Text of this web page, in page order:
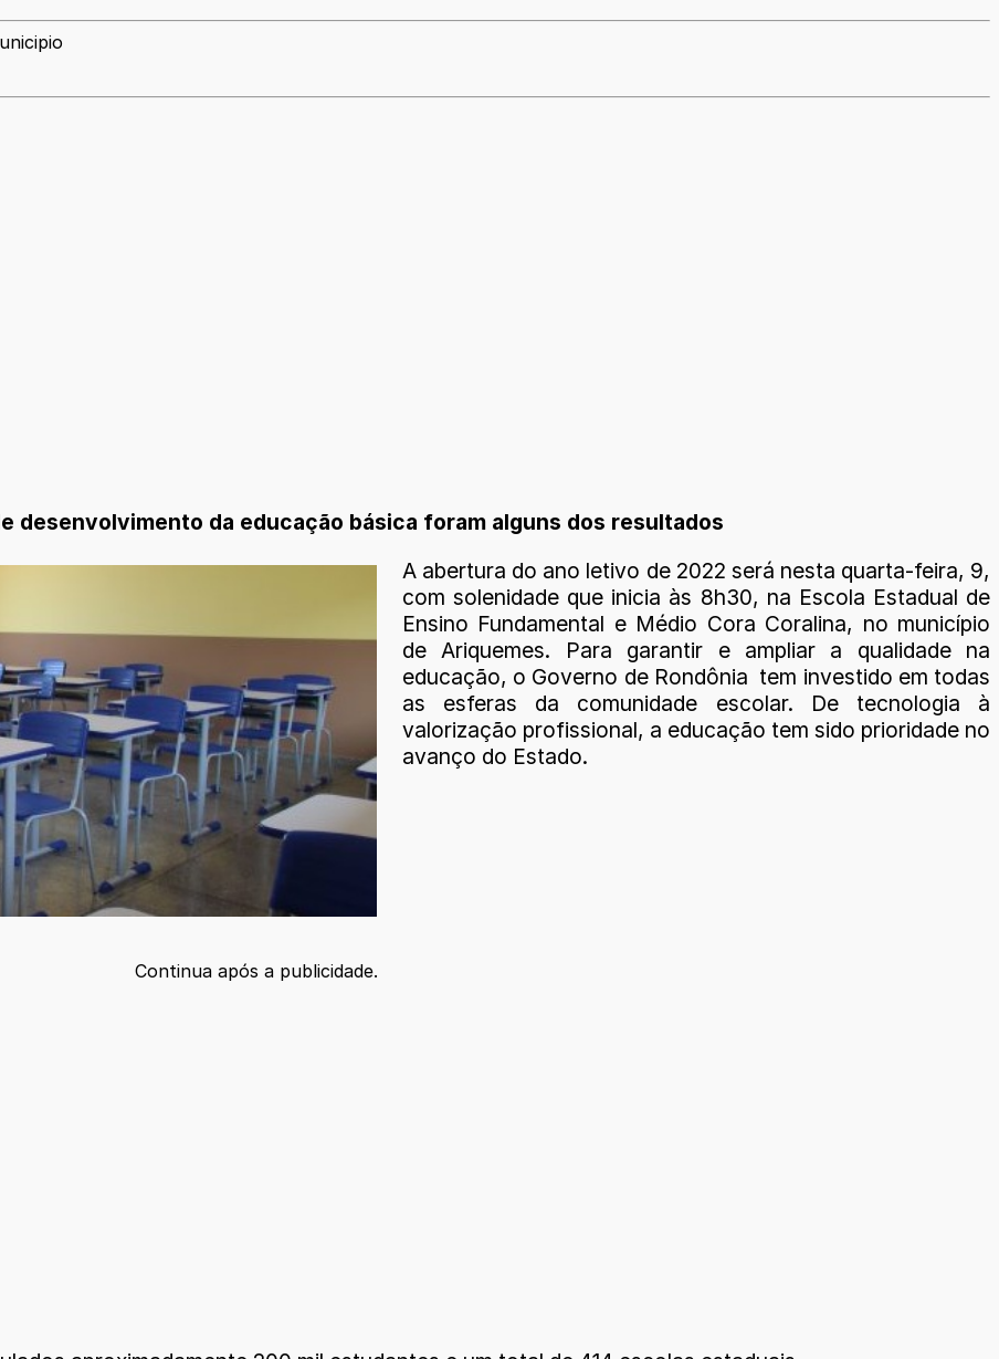
desenvolvimento da educação básica foram alguns dos resultados
A abertura do ano letivo de 2022 será nesta quarta-feira, 9,
com solenidade que inicia às 8h30, na Escola Estadual de
Ensino Fundamental e Médio Cora Coralina, no município
de Ariquemes. Para garantir e ampliar a qualidade na
educação, o Governo de Rondônia tem investido em todas
as esferas da comunidade escolar. De tecnologia à
valorização profissional, a educação tem sido prioridade no
avanço do Estado.
Continua após a publicidade.